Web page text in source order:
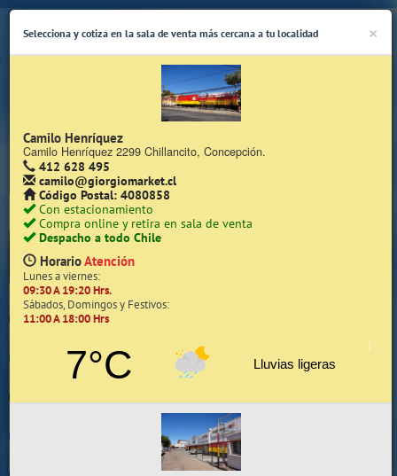
(Whatsapp Sólo de Lunes a Viernes de 08:15 a 17:45)
Quiénes somos
Trabaje con nosotros
Contacto | Reclamos
×
Selecciona y cotiza en la sala de venta más cercana a tu localidad
Camilo Henríquez
Camilo Henríquez 2299 Chillancito, Concepción.
412 628 495
camilo@giorgiomarket.cl
Código Postal: 4080858
Con estacionamiento
Compra online y retira en sala de venta
Despacho a todo Chile
HorarioAtención
Lunes a viernes:
09:30 A 19:20 Hrs.
Sábados, Domingos y Festivos:
11:00 A 18:00 Hrs
7°C Lluvias ligeras